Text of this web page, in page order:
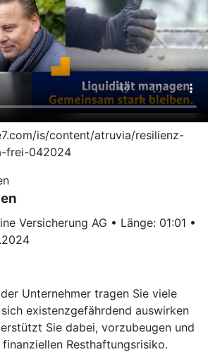
is/content/atruvia/resilienz-
frei-042024
Versicherung AG • Länge: 01:01 •
Unternehmer tragen Sie viele
existenzgefährdend auswirken
Sie dabei, vorzubeugen und
Resthaftungsrisiko.